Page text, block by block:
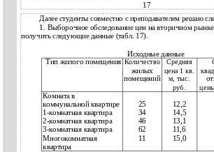
17
Далее студенты совместно с преподавателем решаю
1. Выборочное обследование цен на вторичном
получить следующие данные (табл. 17).
Исходные данные
Тип жилого помещения Количество Средняя
жилых цена 1 кв.
помещений м, тыс.
руб.
Комната в
коммунальной квартире
25 12,2
1-комнатная квартира
34 14,5
2-комнатная квартира
46 13,1
3-комнатная квартира
62 11,6
Многокомнатная
11 15,0
квартира